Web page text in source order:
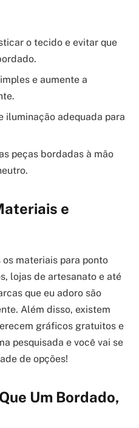
o tecido e evitar que
e aumente a
iluminação adequada para
peças bordadas à mão
e
materiais para ponto
lojas de artesanato e até
que eu adoro são
Além disso, existem
gráficos gratuitos e
pesquisada e você vai se
de opções!
Um Bordado,